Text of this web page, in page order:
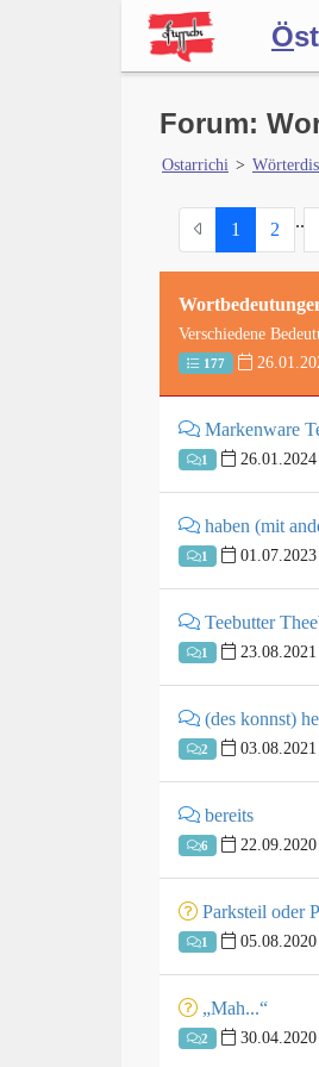
Ö
Wörterbuch
Blog
Forum:
Ostarrichi >
1 2 ..
Verschiedene
177
Markenware
1
haben (mit
1 01.07.2023
Teebutter
1 23.08.2021
(des konnst)
2
bereits
6 22.09.2020
Parksteil oder
1 05.08.2020
„Mah...“
2